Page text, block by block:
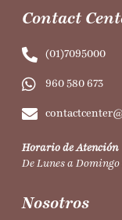
Contact
(01)7095000
960 580 673
Horario de Atención
De Lunes a Domingo
Nosotros